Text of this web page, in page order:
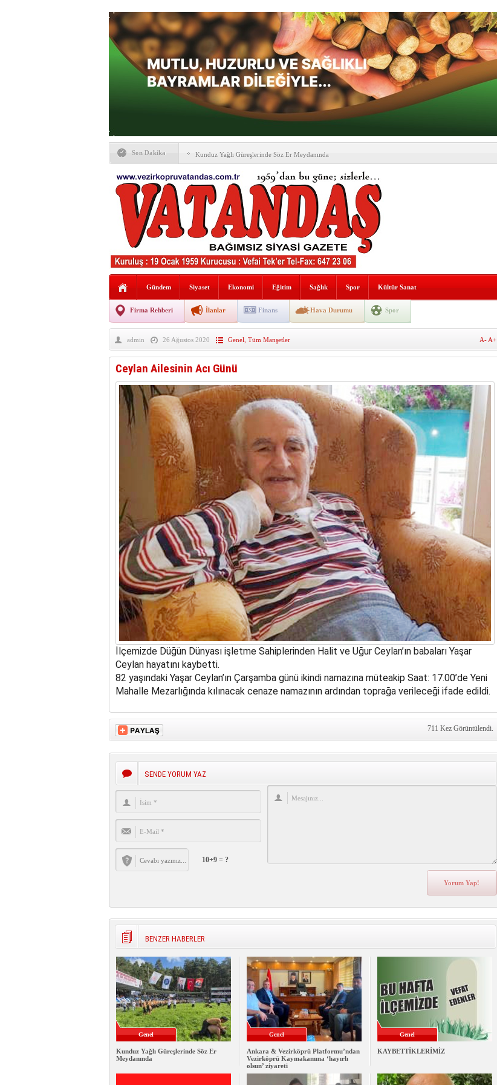
Son Dakika Kunduz Yağlı Güreşlerinde Söz Er Meydanında
Ankara & Vezirköprü Platformu’ndan Vezirköprü
Kaymakamına ‘hayırlı olsun’ ziyareti
KAYBETTİKLERİMİZ
NÖBETÇİ ECZANELER
PTT Taşerona Geçiyor
Erhan Parlar vefat etti
BANA GÖRE
Vezirköprü CHP’de istifa depremi yaşandı!
Gündem Siyaset Ekonomi Eğitim Sağlık Spor Kültür Sanat
Firma Rehberi İlanlar Finans Hava Durumu Spor
admin 26 Ağustos 2020 Genel Tüm Manşetler A- A+
Ceylan Ailesinin Acı Günü
İlçemizde Düğün Dünyası işletme Sahiplerinden Halit ve Uğur Ceylan’ın babaları Yaşar
Ceylan hayatını kaybetti.
82 yaşındaki Yaşar Ceylan’ın Çarşamba günü ikindi namazına müteakip Saat: 17.00’de Yeni
Mahalle Mezarlığında kılınacak cenaze namazının ardından toprağa verileceği ifade edildi.
711 Kez Görüntülendi.
SENDE YORUM YAZ
10+9 = ?
BENZER HABERLER
Genel
Kunduz Yağlı Güreşlerinde Söz Er
Meydanında
Genel
Ankara & Vezirköprü Platformu’ndan
Vezirköprü Kaymakamına ‘hayırlı
olsun’ ziyareti
Genel
KAYBETTİKLERİMİZ